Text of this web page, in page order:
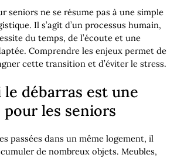
seniors ne se résume pas à une simple
Il s’agit d’un processus humain,
du temps, de l’écoute et une
Comprendre les enjeux permet de
cette transition et d’éviter le stress.
le débarras est une
pour les seniors
passées dans un même logement, il
de nombreux objets. Meubles,